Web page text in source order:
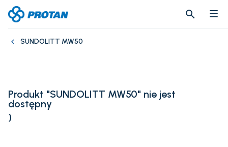
search
search
SUNDOLITT MW50
Produkt "SUNDOLITT MW50" nie jest
dostępny
)